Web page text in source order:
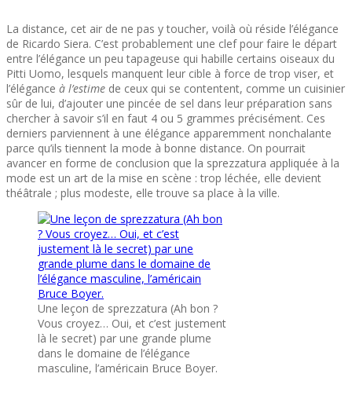
La distance, cet air de ne pas y toucher, voilà où réside l’élégance
de Ricardo Siera. C’est probablement une clef pour faire le départ
entre l’élégance un peu tapageuse qui habille certains oiseaux du
Pitti Uomo, lesquels manquent leur cible à force de trop viser, et
l’élégance à l’estime de ceux qui se contentent, comme un cuisinier
sûr de lui, d’ajouter une pincée de sel dans leur préparation sans
chercher à savoir s’il en faut 4 ou 5 grammes précisément. Ces
derniers parviennent à une élégance apparemment nonchalante
parce qu’ils tiennent la mode à bonne distance. On pourrait
avancer en forme de conclusion que la sprezzatura appliquée à la
mode est un art de la mise en scène : trop léchée, elle devient
théâtrale ; plus modeste, elle trouve sa place à la ville.
Une leçon de sprezzatura (Ah bon ?
Vous croyez… Oui, et c’est justement
là le secret) par une grande plume
dans le domaine de l’élégance
masculine, l’américain Bruce Boyer.